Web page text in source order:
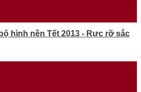
hình nền Tết 2013 - Rực rỡ sắc